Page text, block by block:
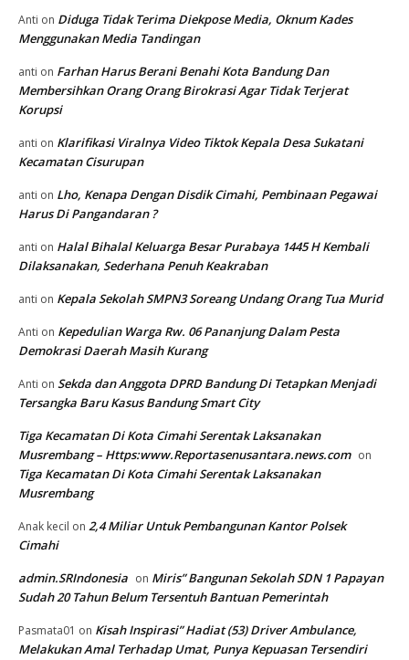
Anti on Diduga Tidak Terima Diekpose Media, Oknum Kades
Menggunakan Media Tandingan
anti on Farhan Harus Berani Benahi Kota Bandung Dan
Membersihkan Orang Orang Birokrasi Agar Tidak Terjerat
Korupsi
anti on Klarifikasi Viralnya Video Tiktok Kepala Desa Sukatani
Kecamatan Cisurupan
anti on Lho, Kenapa Dengan Disdik Cimahi, Pembinaan Pegawai
Harus Di Pangandaran ?
anti on Halal Bihalal Keluarga Besar Purabaya 1445 H Kembali
Dilaksanakan, Sederhana Penuh Keakraban
anti on Kepala Sekolah SMPN3 Soreang Undang Orang Tua Murid
Anti on Kepedulian Warga Rw. 06 Pananjung Dalam Pesta
Demokrasi Daerah Masih Kurang
Anti on Sekda dan Anggota DPRD Bandung Di Tetapkan Menjadi
Tersangka Baru Kasus Bandung Smart City
Tiga Kecamatan Di Kota Cimahi Serentak Laksanakan
Musrembang – Https:www.Reportasenusantara.news.com on
Tiga Kecamatan Di Kota Cimahi Serentak Laksanakan
Musrembang
Anak kecil on 2,4 Miliar Untuk Pembangunan Kantor Polsek
Cimahi
admin.SRIndonesia on Miris” Bangunan Sekolah SDN 1 Papayan
Sudah 20 Tahun Belum Tersentuh Bantuan Pemerintah
Pasmata01 on Kisah Inspirasi” Hadiat (53) Driver Ambulance,
Melakukan Amal Terhadap Umat, Punya Kepuasan Tersendiri